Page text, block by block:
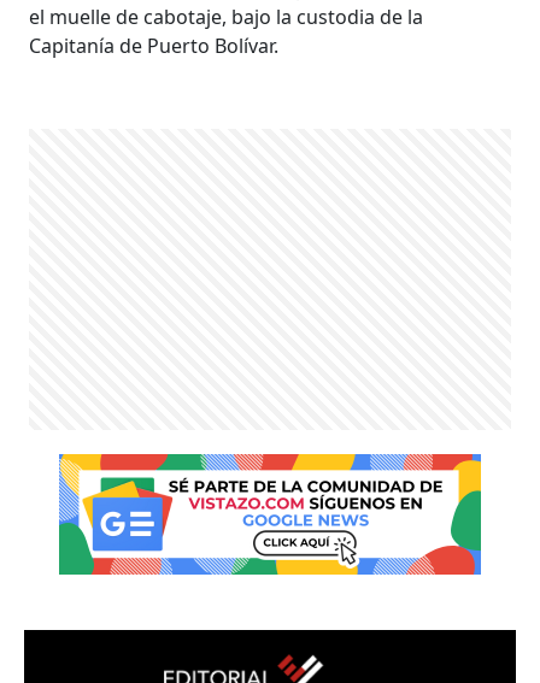
el muelle de cabotaje, bajo la custodia de la
Capitanía de Puerto Bolívar.